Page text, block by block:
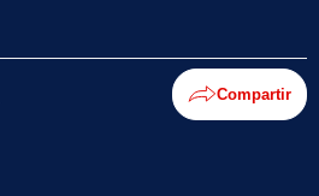
Compartir